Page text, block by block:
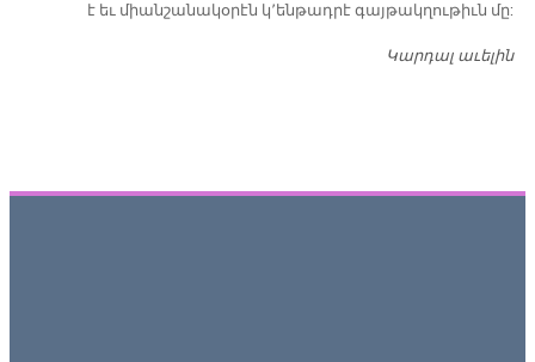
է եւ միանշանակօրէն կ՚ենթադրէ գայթակղութիւն մը:
Կարդալ աւելին